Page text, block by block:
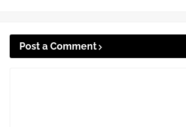
Post a Comment